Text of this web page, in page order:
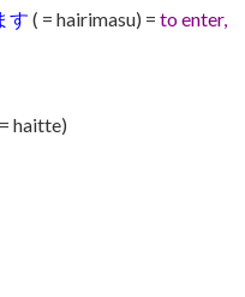
す ( = hairimasu) = to enter,
haitte)